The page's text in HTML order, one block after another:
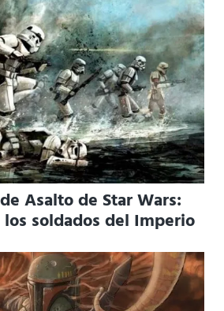
Asalto de Star Wars:
soldados del Imperio